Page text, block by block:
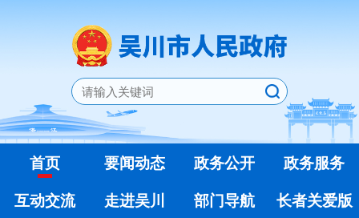
首页 要闻动态 政务公开
政务服务
互动交流
走进吴川 部门导航
长者关爱版